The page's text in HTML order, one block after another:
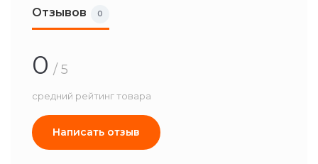
Отзывов 0
0 / 5
средний рейтинг товара
Написать отзыв